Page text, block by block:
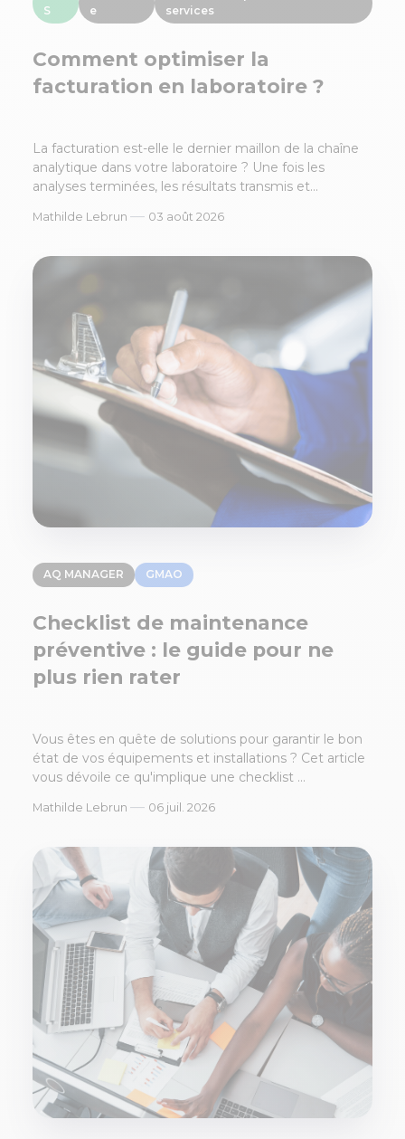
S
e
services
Comment optimiser la
facturation en laboratoire ?
La facturation est-elle le dernier maillon de la chaîne
analytique dans votre laboratoire ? Une fois les
analyses terminées, les résultats transmis et...
Mathilde Lebrun — 03 août 2026
AQ MANAGER GMAO
Checklist de maintenance
préventive : le guide pour ne
plus rien rater
Vous êtes en quête de solutions pour garantir le bon
état de vos équipements et installations ? Cet article
vous dévoile ce qu'implique une checklist ...
Mathilde Lebrun — 06 juil. 2026